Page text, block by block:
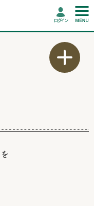
ログイン